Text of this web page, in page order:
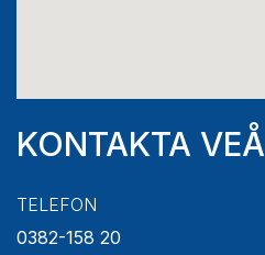
KONTAKTA VEÅ
TELEFON
0382-158 20